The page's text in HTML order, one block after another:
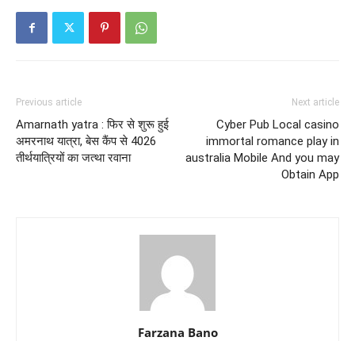
Previous article
Amarnath yatra : फिर से शुरू हुई
अमरनाथ यात्रा, बेस कैंप से 4026
तीर्थयात्रियों का जत्था रवाना
Next article
Cyber Pub Local casino
immortal romance play in
australia Mobile And you may
Obtain App
Farzana Bano